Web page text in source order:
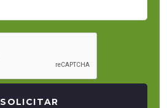
SOLICITAR